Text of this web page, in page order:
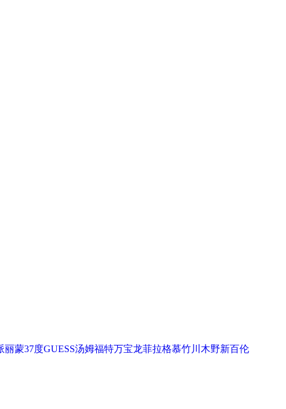
丽蒙37度GUESS汤姆福特万宝龙菲拉格慕竹川木野新百伦